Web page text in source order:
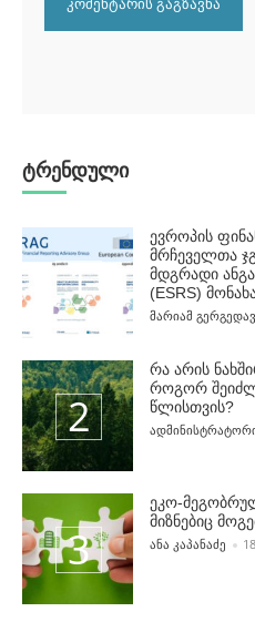
ტრენდული
ევროპის
მრჩეველთა
მდგრადი
(ESRS)
POSTED BY
ᲛᲐᲠᲘᲐᲛ
რა არის
როგორ
წლისთვის?
POSTED BY
ეკო-
მიზნებიც
POSTED BY
ᲐᲜᲐ ᲙᲐᲞᲐᲜᲐᲫᲔ